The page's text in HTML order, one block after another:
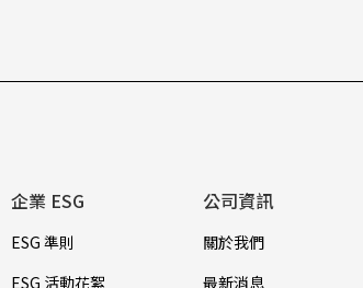
企業 ESG
ESG 準則
ESG 活動花絮
公司資訊
關於我們
最新消息